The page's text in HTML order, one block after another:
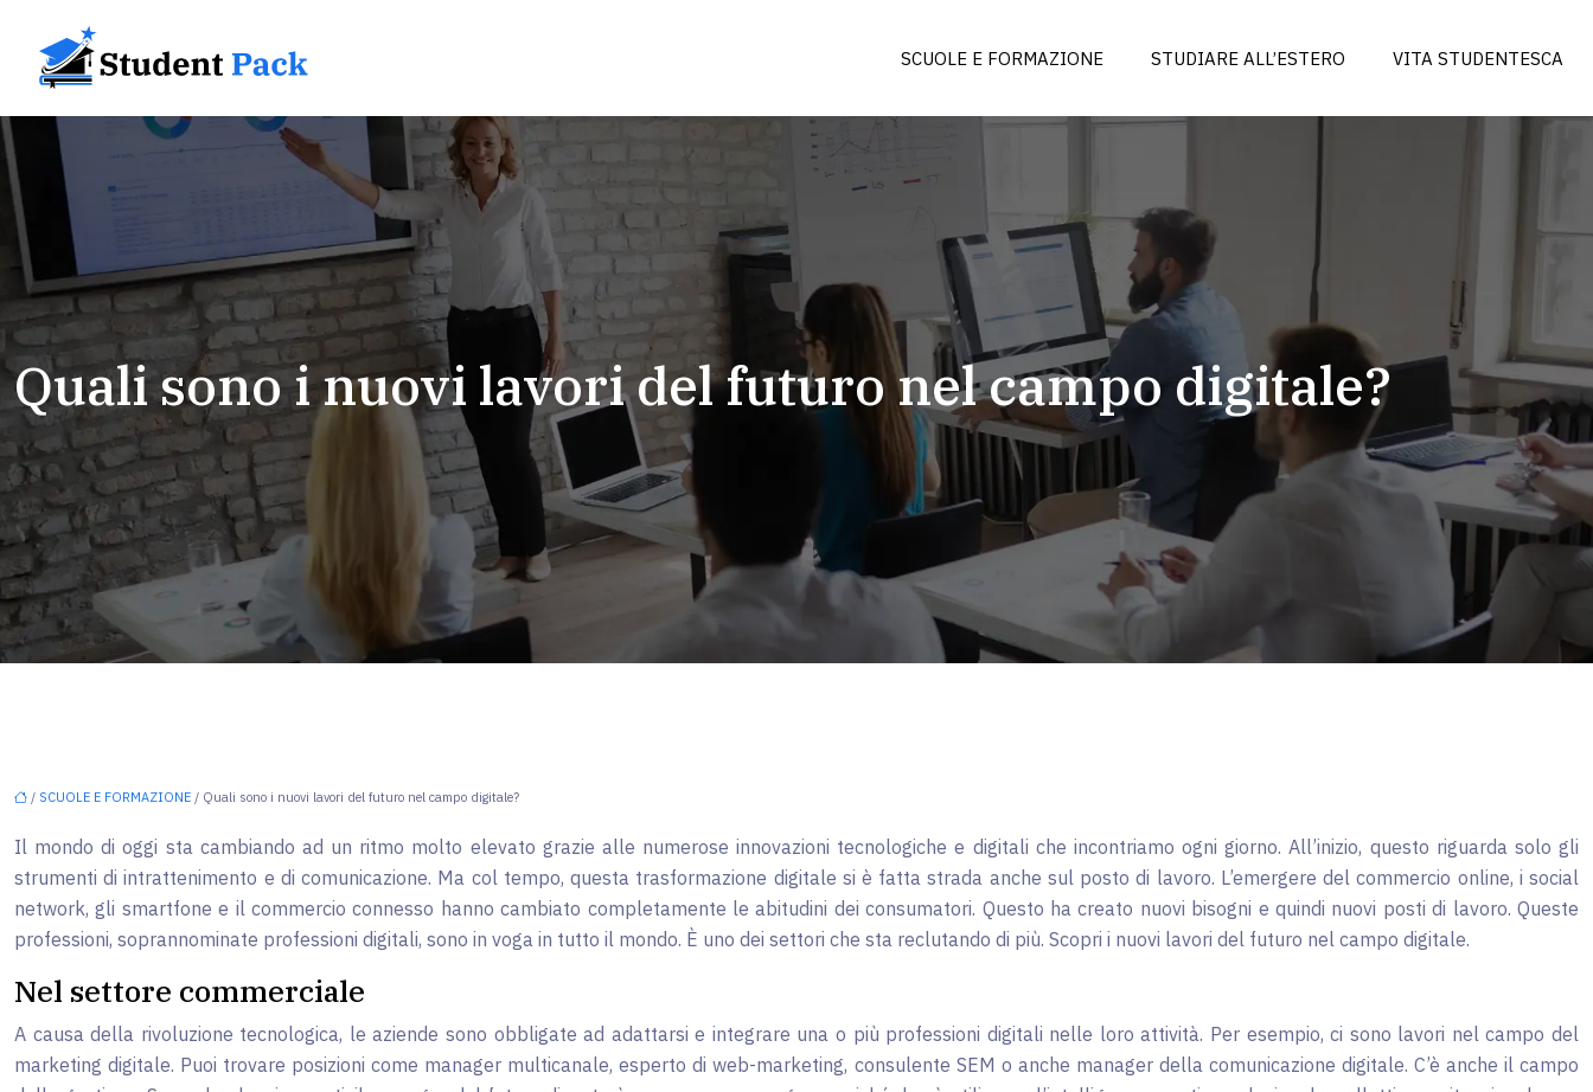
SCUOLE E FORMAZIONE STUDIARE ALL’ESTERO VITA STUDENTESCA
Quali sono i nuovi lavori del futuro nel campo digitale?
/ SCUOLE E FORMAZIONE / Quali sono i nuovi lavori del futuro nel campo digitale?
Il mondo di oggi sta cambiando ad un ritmo molto elevato grazie alle numerose innovazioni tecnologiche e digitali che incontriamo ogni giorno. All’inizio, questo riguarda solo gli
strumenti di intrattenimento e di comunicazione. Ma col tempo, questa trasformazione digitale si è fatta strada anche sul posto di lavoro. L’emergere del commercio online, i social
network, gli smartfone e il commercio connesso hanno cambiato completamente le abitudini dei consumatori. Questo ha creato nuovi bisogni e quindi nuovi posti di lavoro. Queste
professioni, soprannominate professioni digitali, sono in voga in tutto il mondo. È uno dei settori che sta reclutando di più. Scopri i nuovi lavori del futuro nel campo digitale.
Nel settore commerciale
A causa della rivoluzione tecnologica, le aziende sono obbligate ad adattarsi e integrare una o più professioni digitali nelle loro attività. Per esempio, ci sono lavori nel campo del
marketing digitale. Puoi trovare posizioni come manager multicanale, esperto di web-marketing, consulente SEM o anche manager della comunicazione digitale. C’è anche il campo